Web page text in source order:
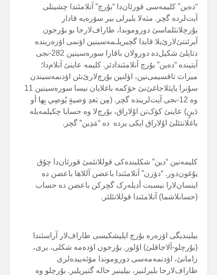
“دەین” کلیمەسی قورئان‌دا “بۇرچ” آنلامئندا چشیتلی
آیت‌لرده گچر. مثەلا بلیرلی بیر سۆرەیه قادار
بۇرچلانئلماسئ دوروموندا، طاراف‌لارجا بو بۇرجون
آیرئنتئ‌لارئ‌یلا قایدا گچیریلـمەسینین اؤنمی اۆزەرینده
دتایلئ شکیل‌ده دورولان باقارا سورەسینین 282-نجی
آیتینده “دەین” بۇرچ آنلامئندادئر. کلیمه عاینئ آنلام‌دا؛
میراث تاقسیمی‌نین، اؤلنین بۇرچ‌لارئ‌نئن اؤدنمەسیندن
سۇنرا یاپئلاجاغئ‌نئ حۆکمه باغلایان نیسا سورەسینین 11
وه 12-نجی آیت‌لرینده گچر. (مِن بَعدِ وَصيةٍ یُوصِي بِها أو
دَینٍ) عاینئ کؤک‌تن اۇلاراق، بۇرچ‌لا وە حسابا چکیلمەیلە
باغلانتئلئ اۇلاراق ایکی یردە دە “مَدِین” گچر.
کلیمەنین “دین” شکلیندەکی قوللانئمئ قورئان‌دا چۇق
یۇغون‌دور. “دۆزن” آنلامئندا باعضن آللاها باعضن دە
اینسان‌لارا نیسبت أدیلەرک گچرکن باعضن دە حساب
(حسابلاشما) آنلامئندا قوللانئلئر.
بیلیندیگی اۆزەرە بۇرچ ایلیشکیسی طاراف‌لار آراسئندا
(بۇرچلو-آلاجاقلئ) اۇلور. بۇرجون اؤدەمە شکلی، یری،
زامانئ، اؤدنمەمەسی دوروموندا مۆئەییدەلری
طاراف‌لارجا بلیرلنیر، بیلینیر حالە گتیریلیر. بۇرچلو وە